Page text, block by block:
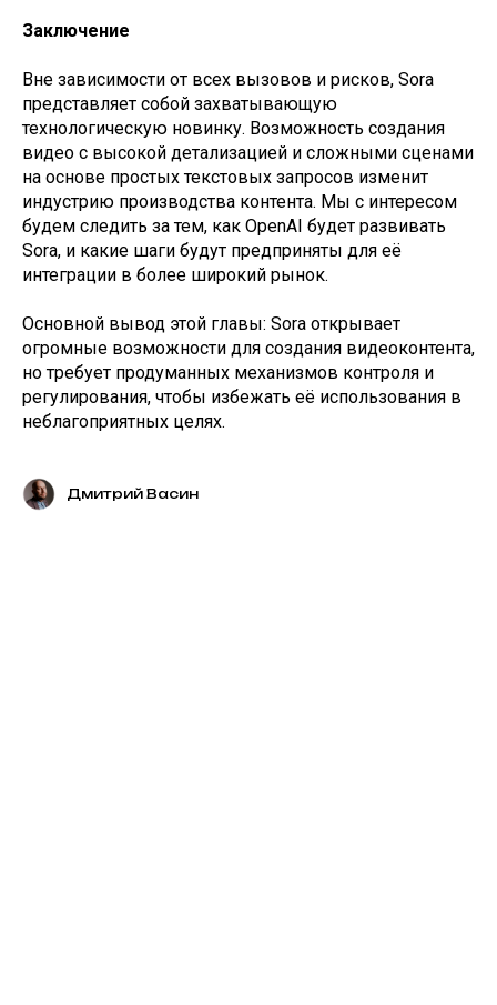
Заключение
Вне зависимости от всех вызовов и рисков, Sora
представляет собой захватывающую
технологическую новинку. Возможность создания
видео с высокой детализацией и сложными сценами
на основе простых текстовых запросов изменит
индустрию производства контента. Мы с интересом
будем следить за тем, как OpenAI будет развивать
Sora, и какие шаги будут предприняты для её
интеграции в более широкий рынок.
Основной вывод этой главы: Sora открывает
огромные возможности для создания видеоконтента,
но требует продуманных механизмов контроля и
регулирования, чтобы избежать её использования в
неблагоприятных целях.
Дмитрий Васин